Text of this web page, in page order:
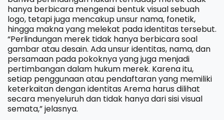
hanya berbicara mengenai bentuk visual sebuah
logo, tetapi juga mencakup unsur nama, fonetik,
hingga makna yang melekat pada identitas tersebut.
“Perlindungan merek tidak hanya berbicara soal
gambar atau desain. Ada unsur identitas, nama, dan
persamaan pada pokoknya yang juga menjadi
pertimbangan dalam hukum merek. Karena itu,
setiap penggunaan atau pendaftaran yang memiliki
keterkaitan dengan identitas Arema harus dilihat
secara menyeluruh dan tidak hanya dari sisi visual
semata,” jelasnya.